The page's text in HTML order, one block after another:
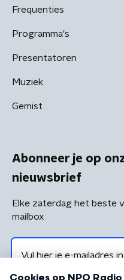
Frequenties
Programma's
Presentatoren
Muziek
Gemist
Abonneer je op
nieuwsbrief
Elke zaterdag het beste
mailbox